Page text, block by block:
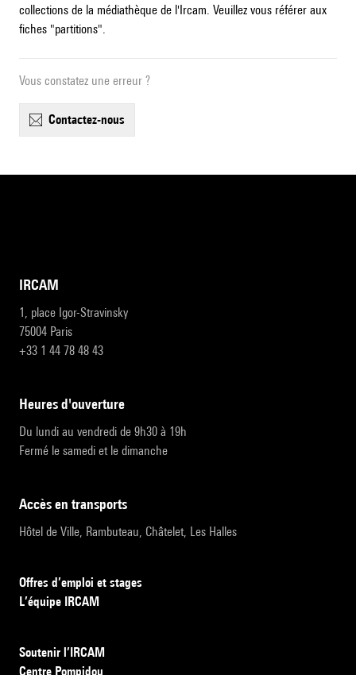
collections de la médiathèque de l'Ircam. Veuillez vous référer aux
fiches "partitions".
Vous constatez une erreur ?
contactez-nous
IRCAM
1, place Igor-Stravinsky
75004 Paris
+33 1 44 78 48 43
heures d'ouverture
Du lundi au vendredi de 9h30 à 19h
Fermé le samedi et le dimanche
accès en transports
Hôtel de Ville, Rambuteau, Châtelet, Les Halles
Offres d’emploi et stages
L’équipe IRCAM
Soutenir l’IRCAM
Centre Pompidou